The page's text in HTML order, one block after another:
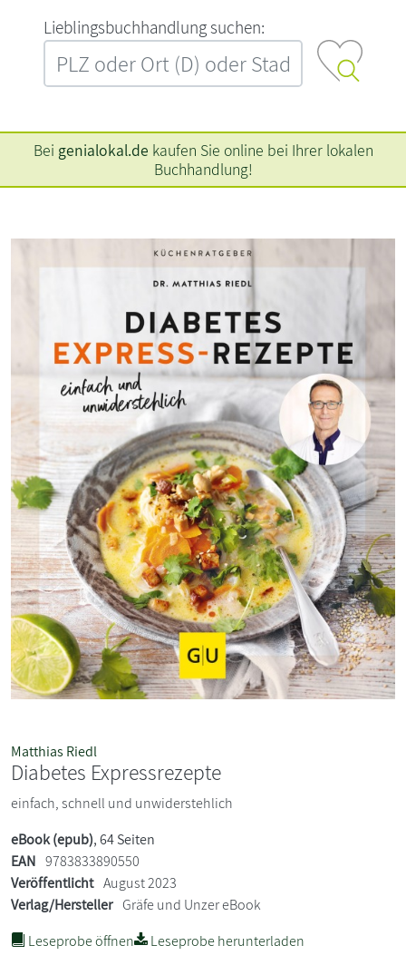
L‍i‍e‍b‍l‍i‍n‍g‍s‍b‍u‍c‍h‍h‍a‍n‍d‍l‍u‍n‍g‍ ‍s‍u‍c‍h‍e‍n‍:‍
Bei genialokal.de kaufen Sie online bei Ihrer lokalen
Buchhandlung!
Matthias Riedl
Diabetes Expressrezepte
einfach, schnell und unwiderstehlich
eBook (epub), 64 Seiten
EAN 9783833890550
Veröffentlicht August 2023
Verlag/Hersteller Gräfe und Unzer eBook
Leseprobe öffnen
Leseprobe herunterladen